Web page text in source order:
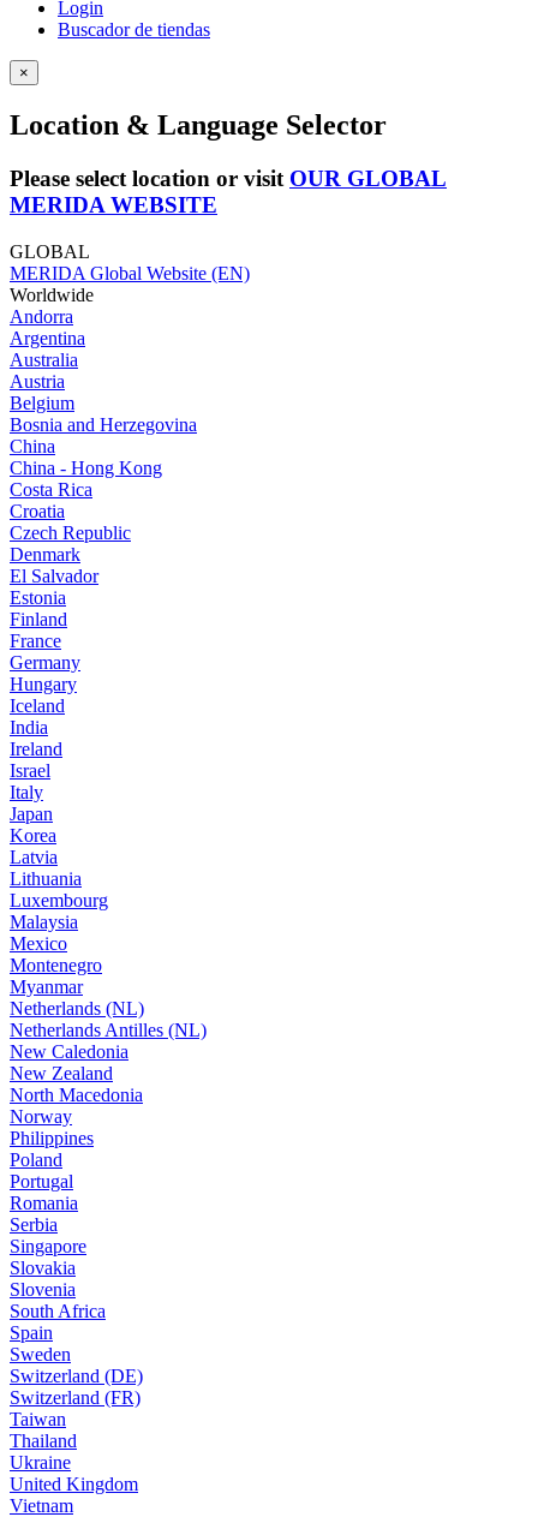
Login
Buscador de tiendas
×
Location & Language Selector
Please select location or visit OUR GLOBAL
MERIDA WEBSITE
GLOBAL
MERIDA Global Website (EN)
Worldwide
Andorra
Argentina
Australia
Austria
Belgium
Bosnia and Herzegovina
China
China - Hong Kong
Costa Rica
Croatia
Czech Republic
Denmark
El Salvador
Estonia
Finland
France
Germany
Hungary
Iceland
India
Ireland
Israel
Italy
Japan
Korea
Latvia
Lithuania
Luxembourg
Malaysia
Mexico
Montenegro
Myanmar
Netherlands (NL)
Netherlands Antilles (NL)
New Caledonia
New Zealand
North Macedonia
Norway
Philippines
Poland
Portugal
Romania
Serbia
Singapore
Slovakia
Slovenia
South Africa
Spain
Sweden
Switzerland (DE)
Switzerland (FR)
Taiwan
Thailand
Ukraine
United Kingdom
Vietnam